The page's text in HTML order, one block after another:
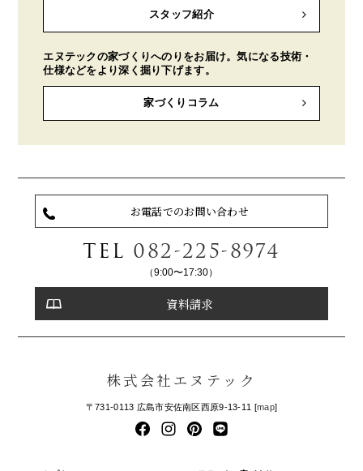
スタッフ紹介
エヌテックの家づくりへのりをお届け。気になる技術・
仕様などをより深く掘り下げます。
家づくりコラム
お電話でのお問い合わせ
TEL 082-225-8974
（9:00〜17:30）
資料請求
株式会社エヌテック
〒731-0113 広島市安佐南区西原9-13-11 [map]